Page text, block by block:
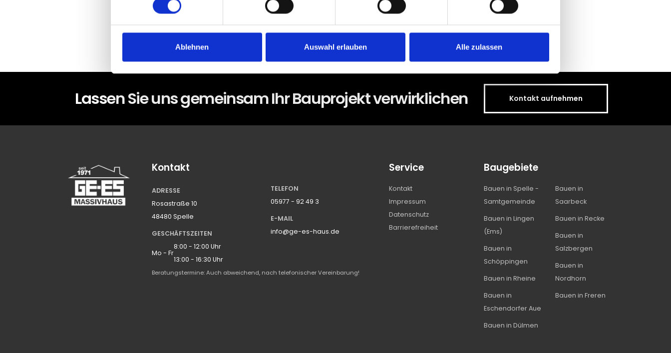
Ablehnen Auswahl erlauben Alle zulassen
Kontakt aufnehmen
Lassen Sie uns gemeinsam Ihr Bauprojekt verwirklichen Kontakt aufnehmen
Kontakt
ADRESSE
Rosastraße 10
48480 Spelle
GESCHÄFTSZEITEN
Mo - Fr
8:00 - 12:00 Uhr
13:00 - 16:30 Uhr
TELEFON
05977 - 92 49 3
E-MAIL
info@ge-es-haus.de
Beratungstermine: Auch abweichend, nach telefonischer Vereinbarung!
Service
Kontakt
Impressum
Datenschutz
Barrierefreiheit
Baugebiete
Bauen in Spelle -
Samtgemeinde
Bauen in Lingen
(Ems)
Bauen in
Schöppingen
Bauen in Rheine
Bauen in
Eschendorfer Aue
Bauen in Dülmen
Bauen in
Saarbeck
Bauen in Recke
Bauen in
Salzbergen
Bauen in
Nordhorn
Bauen in Freren